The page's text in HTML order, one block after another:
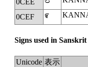
0CEE
0CEF ೯
Signs used in Sanskrit
Unicode 表示